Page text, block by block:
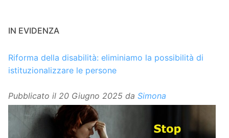
IN EVIDENZA
Riforma della disabilità: eliminiamo la possibilità di
istituzionalizzare le persone
Pubblicato il 20 Giugno 2025 da Simona